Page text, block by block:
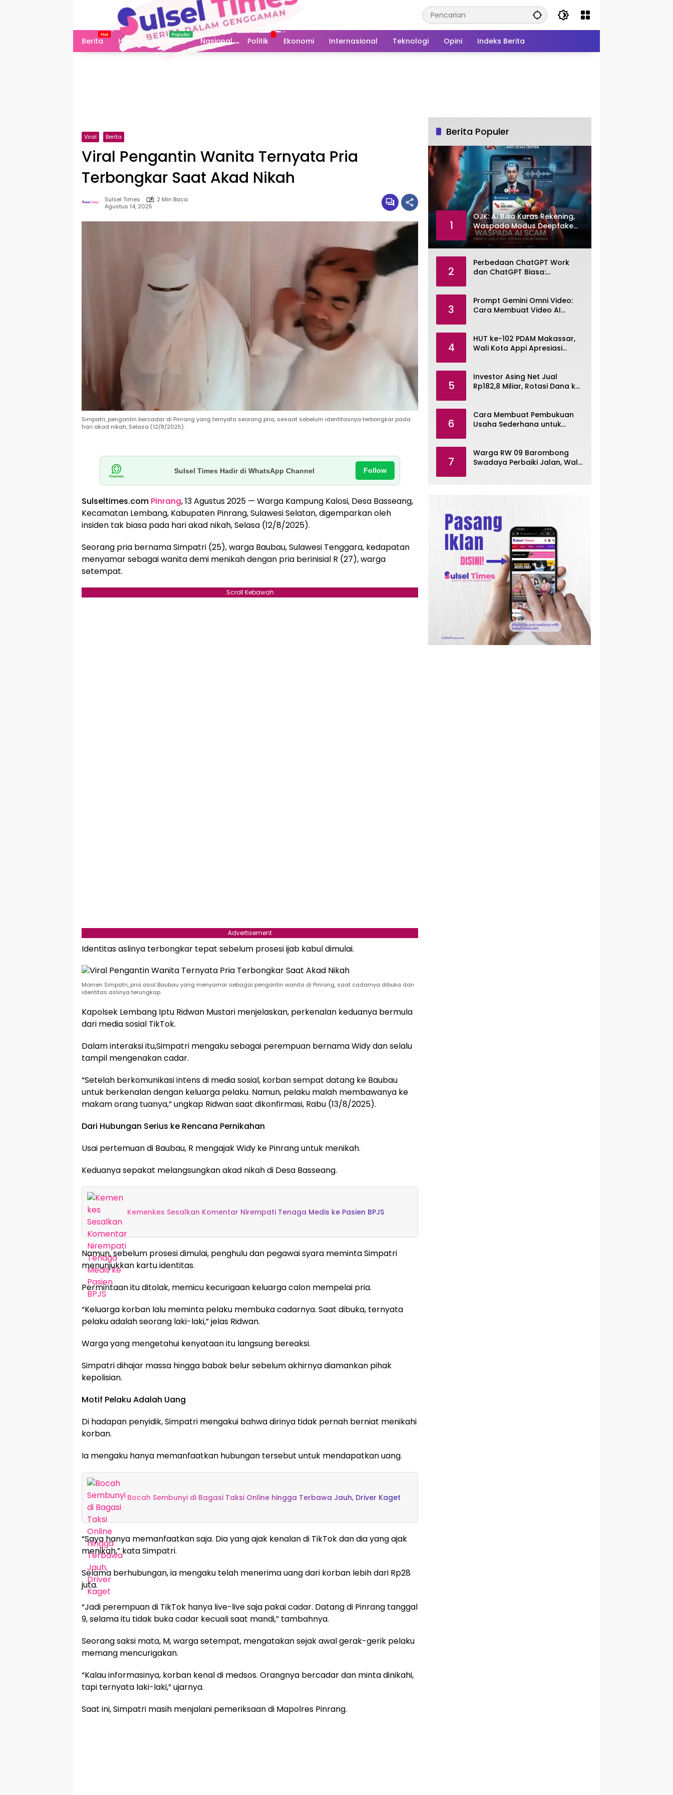
Berita
Hukum & Peristiwa Nasional Politik Ekonomi Internasional Teknologi Opini Indeks Berita
Viral Berita
Viral Pengantin Wanita Ternyata Pria
Terbongkar Saat Akad Nikah
Sulsel Times
2 Min Baca
Agustus 14, 2025
Simpatri, pengantin bercadar di Pinrang yang ternyata seorang pria, sesaat sebelum identitasnya terbongkar pada
hari akad nikah, Selasa (12/8/2025).
Sulsel Times Hadir di WhatsApp Channel Follow
Sulseltimes.com Pinrang, 13 Agustus 2025 — Warga Kampung Kalosi, Desa Basseang,
Kecamatan Lembang, Kabupaten Pinrang, Sulawesi Selatan, digemparkan oleh
insiden tak biasa pada hari akad nikah, Selasa (12/8/2025).
Seorang pria bernama Simpatri (25), warga Baubau, Sulawesi Tenggara, kedapatan
menyamar sebagai wanita demi menikah dengan pria berinisial R (27), warga
setempat.
Scroll Kebawah
Advertisement
Identitas aslinya terbongkar tepat sebelum prosesi ijab kabul dimulai.
Momen Simpatri, pria asal Baubau yang menyamar sebagai pengantin wanita di Pinrang, saat cadarnya dibuka dan
identitas aslinya terungkap.
Kapolsek Lembang Iptu Ridwan Mustari menjelaskan, perkenalan keduanya bermula
dari media sosial TikTok.
Dalam interaksi itu,Simpatri mengaku sebagai perempuan bernama Widy dan selalu
tampil mengenakan cadar.
“Setelah berkomunikasi intens di media sosial, korban sempat datang ke Baubau
untuk berkenalan dengan keluarga pelaku. Namun, pelaku malah membawanya ke
makam orang tuanya,” ungkap Ridwan saat dikonfirmasi, Rabu (13/8/2025).
Dari Hubungan Serius ke Rencana Pernikahan
Usai pertemuan di Baubau, R mengajak Widy ke Pinrang untuk menikah.
Keduanya sepakat melangsungkan akad nikah di Desa Basseang.
Kemenkes Sesalkan Komentar Nirempati Tenaga Medis ke Pasien BPJS
Namun, sebelum prosesi dimulai, penghulu dan pegawai syara meminta Simpatri
menunjukkan kartu identitas.
Permintaan itu ditolak, memicu kecurigaan keluarga calon mempelai pria.
“Keluarga korban lalu meminta pelaku membuka cadarnya. Saat dibuka, ternyata
pelaku adalah seorang laki-laki,” jelas Ridwan.
Warga yang mengetahui kenyataan itu langsung bereaksi.
Simpatri dihajar massa hingga babak belur sebelum akhirnya diamankan pihak
kepolisian.
Motif Pelaku Adalah Uang
Di hadapan penyidik, Simpatri mengakui bahwa dirinya tidak pernah berniat menikahi
korban.
Ia mengaku hanya memanfaatkan hubungan tersebut untuk mendapatkan uang.
Bocah Sembunyi di Bagasi Taksi Online hingga Terbawa Jauh, Driver Kaget
“Saya hanya memanfaatkan saja. Dia yang ajak kenalan di TikTok dan dia yang ajak
menikah,” kata Simpatri.
Selama berhubungan, ia mengaku telah menerima uang dari korban lebih dari Rp28
juta.
“Jadi perempuan di TikTok hanya live-live saja pakai cadar. Datang di Pinrang tanggal
9, selama itu tidak buka cadar kecuali saat mandi,” tambahnya.
Seorang saksi mata, M, warga setempat, mengatakan sejak awal gerak-gerik pelaku
memang mencurigakan.
“Kalau informasinya, korban kenal di medsos. Orangnya bercadar dan minta dinikahi,
tapi ternyata laki-laki,” ujarnya.
Saat ini, Simpatri masih menjalani pemeriksaan di Mapolres Pinrang.
Berita Populer
1
OJK: AI Bisa Kuras Rekening,
Waspada Modus Deepfake
dan Voice Cloning
2
Perbedaan ChatGPT Work
dan ChatGPT Biasa:
3
Prompt Gemini Omni Video:
Cara Membuat Video AI
4
HUT ke-102 PDAM Makassar,
Wali Kota Appi Apresiasi
5
Investor Asing Net Jual
Rp182,8 Miliar, Rotasi Dana ke
6
Cara Membuat Pembukuan
Usaha Sederhana untuk
7
Warga RW 09 Barombong
Swadaya Perbaiki Jalan, Wali